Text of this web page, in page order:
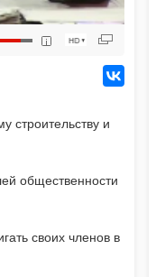
строительству и
общественности
своих членов в